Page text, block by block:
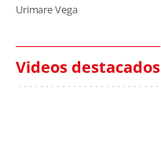
Urimare Vega
Videos destacados